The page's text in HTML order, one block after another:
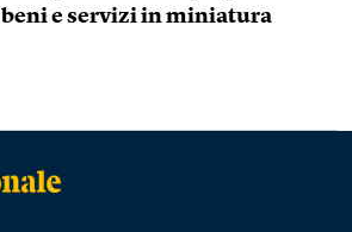
beni e servizi in miniatura